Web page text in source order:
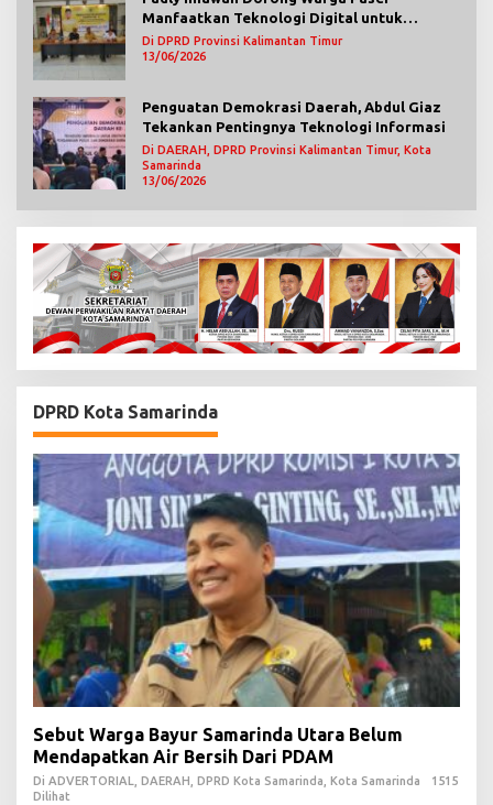
Manfaatkan Teknologi Digital untuk
Mengawasi Jalannya Pemerintahan
Di DPRD Provinsi Kalimantan Timur
13/06/2026
Penguatan Demokrasi Daerah, Abdul Giaz
Tekankan Pentingnya Teknologi Informasi
Di DAERAH, DPRD Provinsi Kalimantan Timur, Kota
Samarinda
13/06/2026
DPRD Kota Samarinda
Sebut Warga Bayur Samarinda Utara Belum
Mendapatkan Air Bersih Dari PDAM
Di ADVERTORIAL, DAERAH, DPRD Kota Samarinda, Kota Samarinda
1515
Dilihat